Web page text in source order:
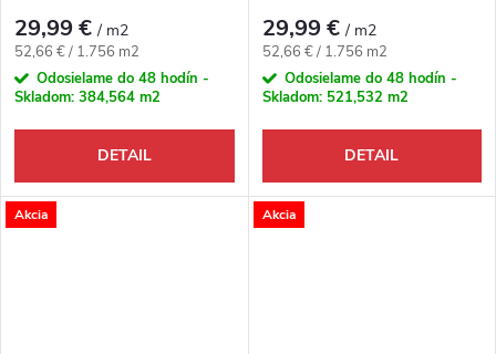
29,99 €/ m2
Jednotková cena:
52,66 € / 1.756 m2
Odosielame do 48 hodín -
Skladom: 384,564 m2
DETAIL
29,99 €/ m2
Jednotková cena:
52,66 € / 1.756 m2
Odosielame do 48 hodín -
Skladom: 521,532 m2
DETAIL
Akcia Akcia